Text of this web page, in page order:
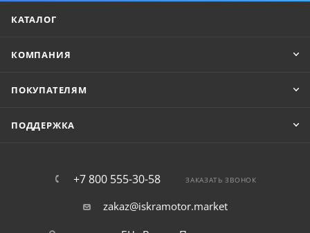
КАТАЛОГ
КОМПАНИЯ
ПОКУПАТЕЛЯМ
ПОДДЕРЖКА
+7 800 555-30-58 ЗАКАЗАТЬ ЗВОНОК
zakaz@iskramotor.market